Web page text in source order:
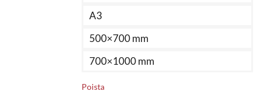
A3
500×700 mm
700×1000 mm
Poista